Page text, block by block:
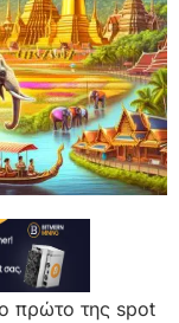
πρώτο της spot